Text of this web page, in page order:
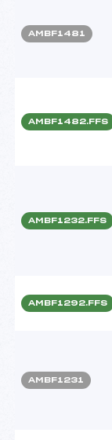
AMBF1481
AMBF1482.FFS
AMBF1232.FFS
AMBF1292.FFS
AMBF1231